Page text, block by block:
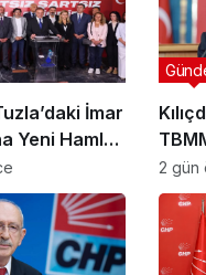
İmar
Yeni Hamle:
Değil,
çalıp
2 gün